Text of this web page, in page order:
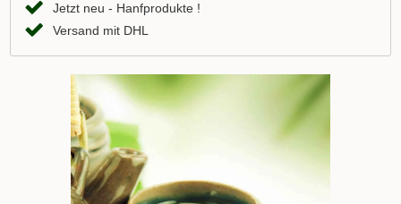
Jetzt neu - Hanfprodukte !
Versand mit DHL